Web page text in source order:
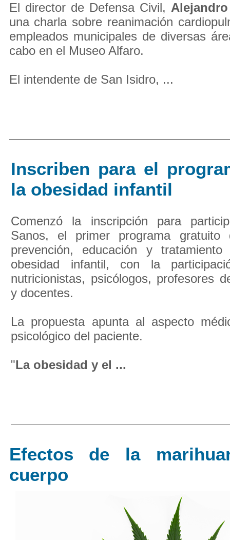
El director de Defensa Civil,
una charla sobre reanimación
empleados municipales de diversas
cabo en el Museo Alfaro.
El intendente de San Isidro, ...
Inscriben para el
la obesidad infantil
Comenzó la inscripción para
Sanos, el primer programa
prevención, educación y
obesidad infantil, con la
nutricionistas, psicólogos, profesores
y docentes.
La propuesta apunta al aspecto
psicológico del paciente.
"La obesidad y el ...
Efectos de la
cuerpo